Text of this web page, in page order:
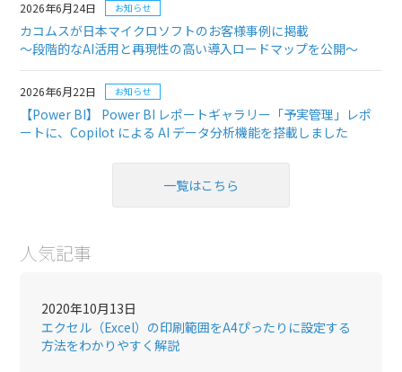
2026年6月24日 お知らせ
カコムスが日本マイクロソフトのお客様事例に掲載
～段階的なAI活用と再現性の高い導入ロードマップを公開～
2026年6月22日 お知らせ
【Power BI】 Power BI レポートギャラリー「予実管理」レポ
ートに、Copilot による AI データ分析機能を搭載しました
一覧はこちら
人気記事
2020年10月13日
エクセル（Excel）の印刷範囲をA4ぴったりに設定する
方法をわかりやすく解説